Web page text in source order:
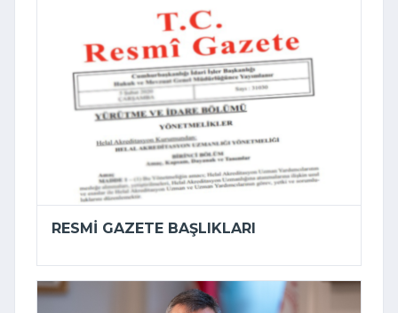
RESMI GAZETE BAŞLIKLARI